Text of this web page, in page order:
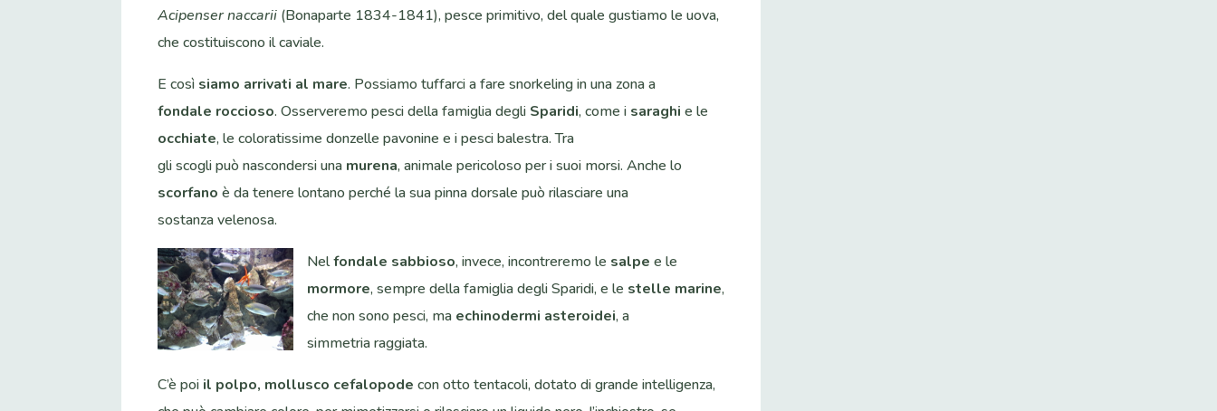
Acipenser naccarii (Bonaparte 1834-1841), pesce primitivo, del quale gustiamo le uova,
che costituiscono il caviale.
E così siamo arrivati al mare. Possiamo tuffarci a fare snorkeling in una zona a
fondale roccioso. Osserveremo pesci della famiglia degli Sparidi, come i saraghi e le
occhiate, le coloratissime donzelle pavonine e i pesci balestra. Tra
gli scogli può nascondersi una murena, animale pericoloso per i suoi morsi. Anche lo
scorfano è da tenere lontano perché la sua pinna dorsale può rilasciare una
sostanza velenosa.
Nelfondale sabbioso, invece, incontreremo le salpe e le
mormore, sempre della famiglia degli Sparidi, e le stelle marine,
che non sono pesci, ma echinodermi asteroidei, a
simmetria raggiata.
C’è poi il polpo, mollusco cefalopode con otto tentacoli, dotato di grande intelligenza,